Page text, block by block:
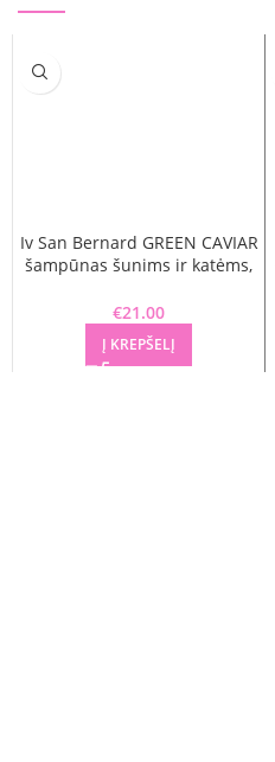
Iv San Bernard GREEN CAVIAR
šampūnas šunims ir katėms,
€21.00
Į KREPŠELĮ